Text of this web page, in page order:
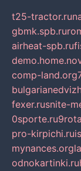
t25-tractor.ru
gbmk.spb.ru
airheat-spb.ru
comp-land.org
fexer.rusnite-
0sporte.ru
pro-kirpichi.ru
mynances.org
odnokartinki.ru